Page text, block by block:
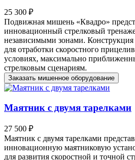
25 300 ₽
Подвижная мишень «Квадро»
инновационный стрелковый
независимыми зонами. Конструкция
для отработки скоростного
условиях, максимально
стрелковым сценариям.
Заказать мишенное оборудование
Маятник с двумя тарелками
27 500 ₽
Маятник с двумя тарелками
инновационную маятниковую
для развития скоростной и точной